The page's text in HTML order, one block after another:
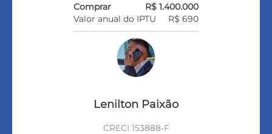
Comprar
R$ 1.400.000
Valor anual do IPTU
R$ 690
Lenilton Paixão
CRECI 153888-F